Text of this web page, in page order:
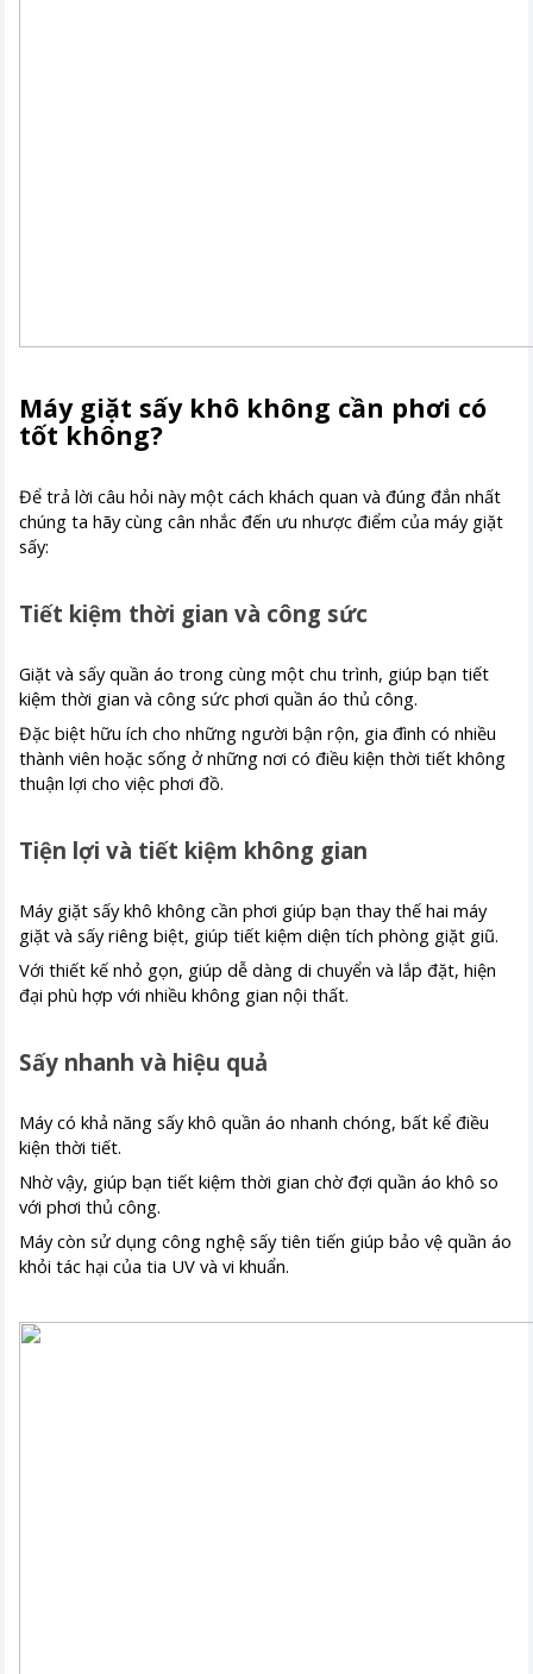
Máy giặt sấy khô không cần phơi có
tốt không?
Để trả lời câu hỏi này một cách khách quan và đúng đắn nhất
chúng ta hãy cùng cân nhắc đến ưu nhược điểm của máy giặt
sấy:
Tiết kiệm thời gian và công sức
Giặt và sấy quần áo trong cùng một chu trình, giúp bạn tiết
kiệm thời gian và công sức phơi quần áo thủ công.
Đặc biệt hữu ích cho những người bận rộn, gia đình có nhiều
thành viên hoặc sống ở những nơi có điều kiện thời tiết không
thuận lợi cho việc phơi đồ.
Tiện lợi và tiết kiệm không gian
Máy giặt sấy khô không cần phơi giúp bạn thay thế hai máy
giặt và sấy riêng biệt, giúp tiết kiệm diện tích phòng giặt giũ.
Với thiết kế nhỏ gọn, giúp dễ dàng di chuyển và lắp đặt, hiện
đại phù hợp với nhiều không gian nội thất.
Sấy nhanh và hiệu quả
Máy có khả năng sấy khô quần áo nhanh chóng, bất kể điều
kiện thời tiết.
Nhờ vậy, giúp bạn tiết kiệm thời gian chờ đợi quần áo khô so
với phơi thủ công.
Máy còn sử dụng công nghệ sấy tiên tiến giúp bảo vệ quần áo
khỏi tác hại của tia UV và vi khuẩn.